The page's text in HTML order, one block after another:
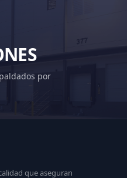
por
que aseguran